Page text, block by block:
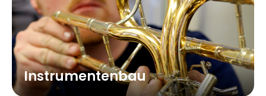
Instrumentenbau